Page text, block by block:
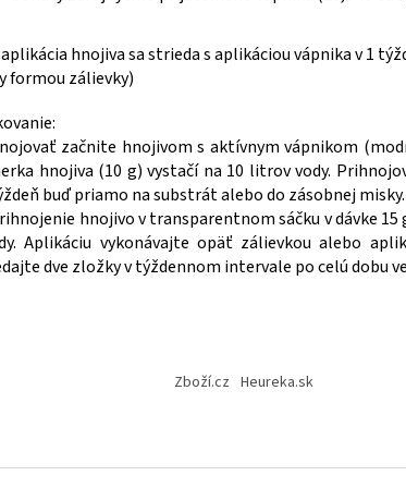
hnojiva sa strieda s aplikáciou vápnika v 1
formou zálievky)
začnite hnojivom s aktívnym vápnikom
hnojiva (10 g) vystačí na 10 litrov vody.
buď priamo na substrát alebo do zásobnej
hnojivo v transparentnom sáčku v dávke 15
Aplikáciu vykonávajte opäť zálievkou alebo
dve zložky v týždennom intervale po celú dobu
Zboží.cz Heureka.sk